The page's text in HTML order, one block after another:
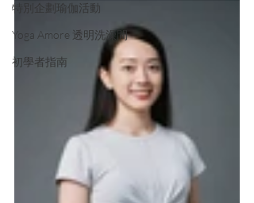
特別企劃瑜伽活動
Yoga Amore 透明洗澡間
初學者指南